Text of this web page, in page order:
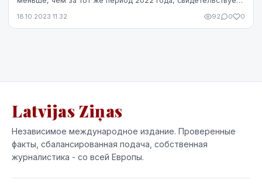
18.10.2023 11:32 92 0 0
Latvijas Ziņas
Независимое международное издание. Проверенные
факты, сбалансированная подача, собственная
журналистика - со всей Европы.